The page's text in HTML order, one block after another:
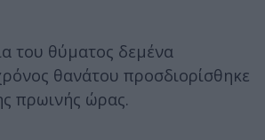
του θύματος δεμένα
θανάτου προσδιορίσθηκε
πρωινής ώρας.